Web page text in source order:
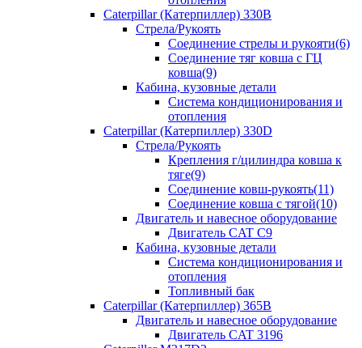
Caterpillar (Катерпиллер) 330B
Стрела/Рукоять
Соединение стрелы и рукояти(6)
Соединение тяг ковша с ГЦ
ковша(9)
Кабина, кузовные детали
Система кондиционирования и
отопления
Caterpillar (Катерпиллер) 330D
Стрела/Рукоять
Крепления г/цилиндра ковша к
тяге(9)
Соединение ковш-рукоять(11)
Соединение ковша с тягой(10)
Двигатель и навесное оборудование
Двигатель CAT C9
Кабина, кузовные детали
Система кондиционирования и
отопления
Топливный бак
Caterpillar (Катерпиллер) 365B
Двигатель и навесное оборудование
Двигатель CAT 3196